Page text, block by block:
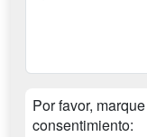
Por favor,
consentimiento: